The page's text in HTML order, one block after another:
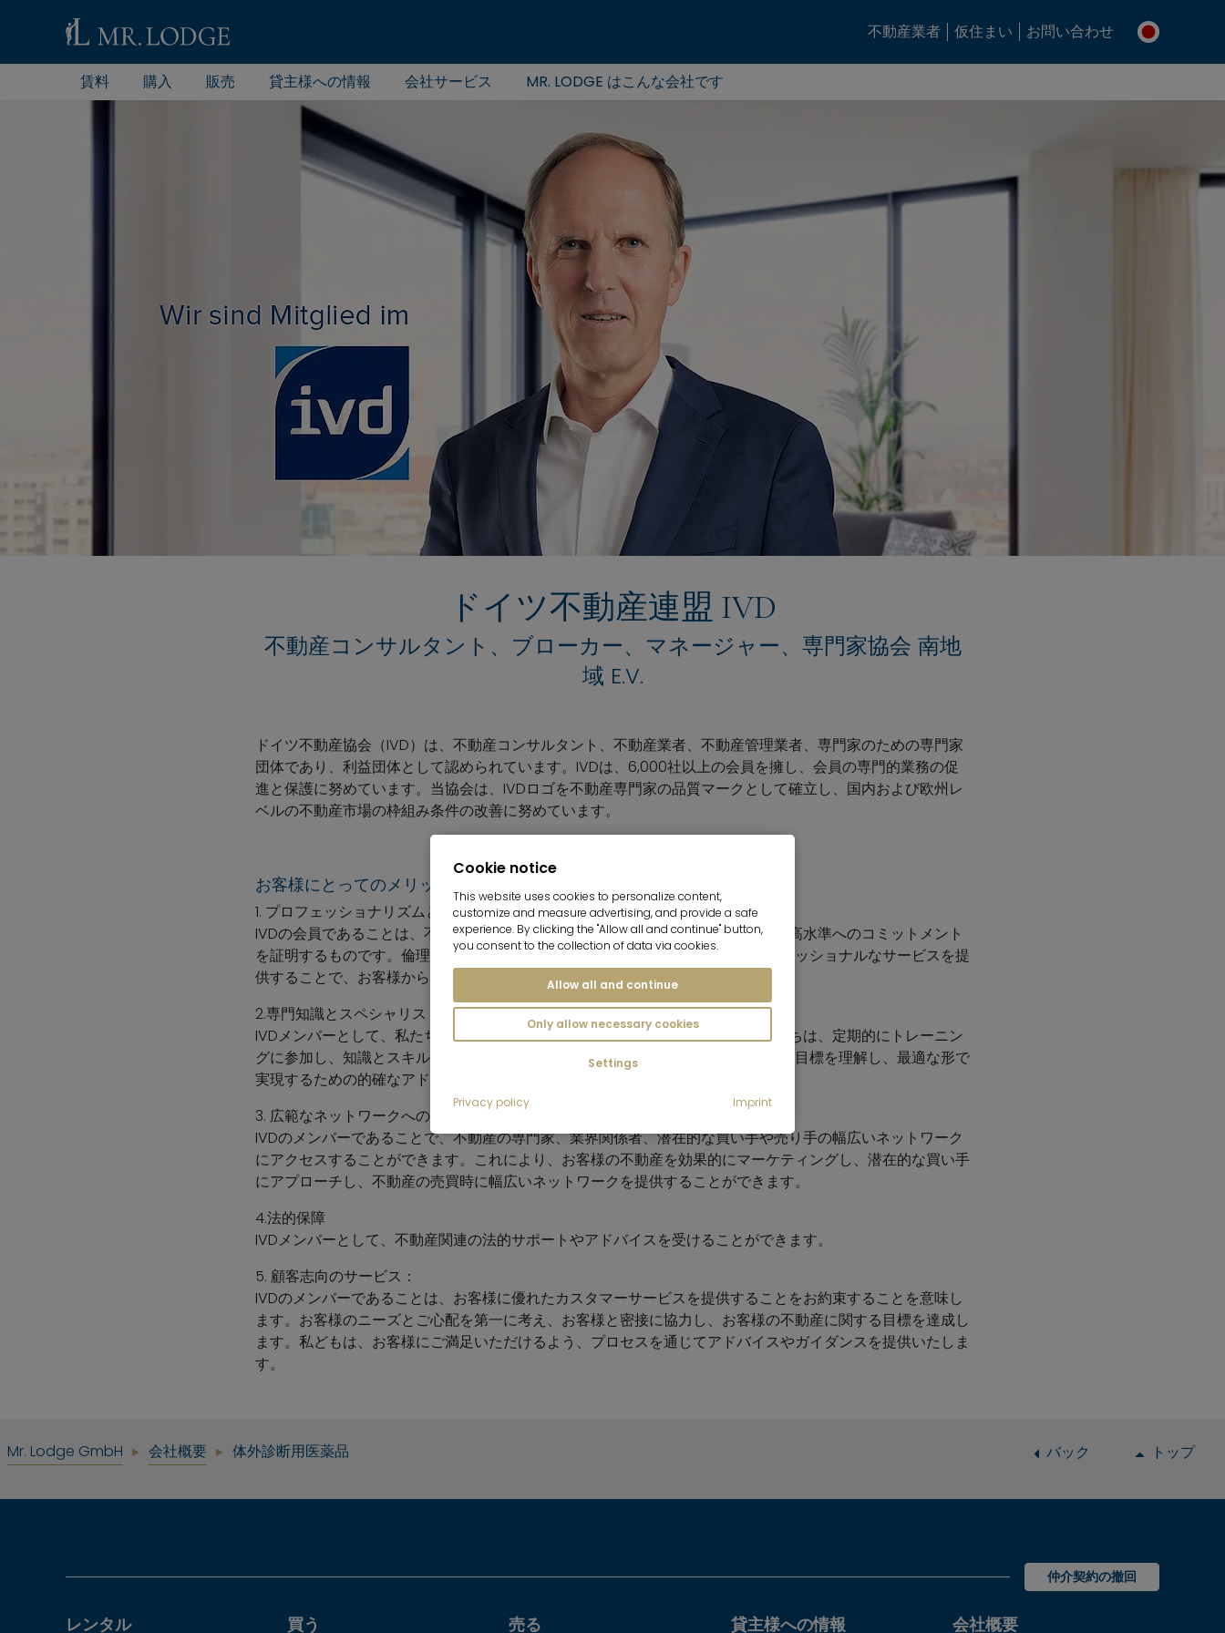
不動産業者 仮住まい お問い合わせ
賃料 購入 販売 貸主様への情報 会社サービス MR. LODGE はこんな会社です
ドイツ不動産連盟 IVD
不動産コンサルタント、ブローカー、マネージャー、専門家協会 南地
域 E.V.
ドイツ不動産協会（IVD）は、不動産コンサルタント、不動産業者、不動産管理業者、専門家のための専門家
団体であり、利益団体として認められています。IVDは、6,000社以上の会員を擁し、会員の専門的業務の促
進と保護に努めています。当協会は、IVDロゴを不動産専門家の品質マークとして確立し、国内および欧州レ
ベルの不動産市場の枠組み条件の改善に努めています。
お客様にとってのメリット
1. プロフェッショナリズムと信頼
IVDの会員であることは、不動産業界におけるプロフェッショナリズム、誠実さ、高水準へのコミットメント
を証明するものです。倫理的なガイドラインに従って行動し、信頼できるプロフェッショナルなサービスを提
供することで、お客様からの信頼を得ることができます。
2.専門知識とスペシャリスト
IVDメンバーとして、私たちは常に不動産業界の最新動向を把握しています。私たちは、定期的にトレーニン
グに参加し、知識とスキルを高めています。これにより、お客様の個々のニーズや目標を理解し、最適な形で
実現するための的確なアドバイスと総合的な専門知識を提供することができます。
3. 広範なネットワークへのアクセス
IVDのメンバーであることで、不動産の専門家、業界関係者、潜在的な買い手や売り手の幅広いネットワーク
にアクセスすることができます。これにより、お客様の不動産を効果的にマーケティングし、潜在的な買い手
にアプローチし、不動産の売買時に幅広いネットワークを提供することができます。
4.法的保障
IVDメンバーとして、不動産関連の法的サポートやアドバイスを受けることができます。
5. 顧客志向のサービス：
IVDのメンバーであることは、お客様に優れたカスタマーサービスを提供することをお約束することを意味し
ます。お客様のニーズとご心配を第一に考え、お客様と密接に協力し、お客様の不動産に関する目標を達成し
ます。私どもは、お客様にご満足いただけるよう、プロセスを通じてアドバイスやガイダンスを提供いたしま
す。
Mr. Lodge GmbH 会社概要 体外診断用医薬品 バック トップ
仲介契約の撤回
レンタル 買う 売る 貸主様への情報 会社概要
Cookie notice
This website uses cookies to personalize content,
customize and measure advertising, and provide a safe
experience. By clicking the "Allow all and continue" button,
you consent to the collection of data via cookies.
Allow all and continue
Only allow necessary cookies
Settings
Privacy policy Imprint